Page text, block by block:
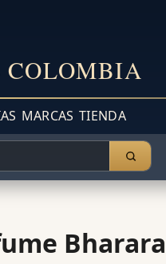
COLOMBIA
MARCAS TIENDA